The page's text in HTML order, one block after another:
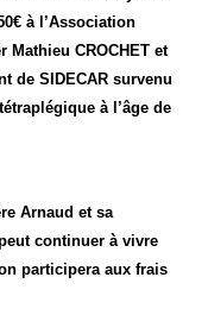
à l’Association
Mathieu CROCHET et
de SIDECAR survenu
à l’âge de
Arnaud et sa
continuer à vivre
participera aux frais